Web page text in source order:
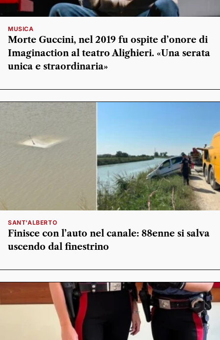
MUSICA
Morte Guccini, nel 2019 fu ospite d’onore di
Imaginaction al teatro Alighieri. «Una serata
unica e straordinaria»
SANT'ALBERTO
Finisce con l’auto nel canale: 88enne si salva
uscendo dal finestrino